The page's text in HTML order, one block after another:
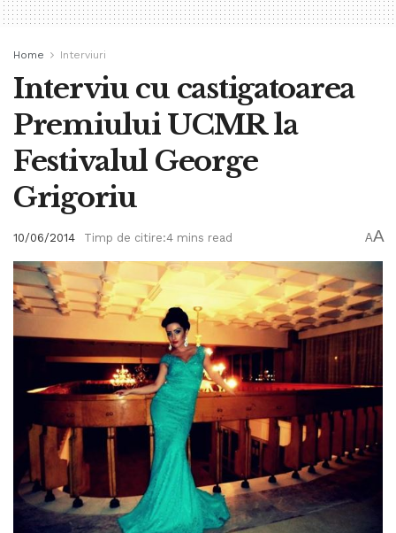
Home Interviuri
Interviu cu castigatoarea
Premiului UCMR la
Festivalul George
Grigoriu
10/06/2014 Timp de citire:4 mins read AA